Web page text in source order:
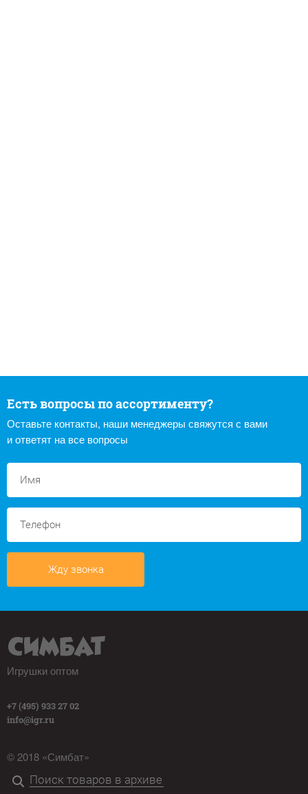
Есть вопросы по ассортименту?
Оставьте контакты, наши менеджеры свяжутся с вами
и ответят на все вопросы
Жду звонка
Игрушки оптом
+7 (495) 933 27 02
info@igr.ru
© 2018 «Симбат»